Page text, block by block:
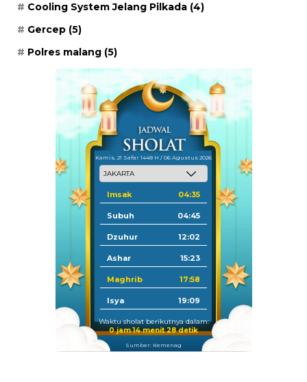
Cooling System Jelang Pilkada (4)
Gercep (5)
Polres malang (5)
Kamis, 21 Safar 1448 H / 06 Agustus 2026
Imsak 04:35
Subuh 04:45
Dzuhur 12:02
Ashar 15:23
Maghrib 17:58
Isya 19:09
Waktu sholat berikutnya dalam:
0 jam 14 menit 27 detik
Sumber: Kemenag